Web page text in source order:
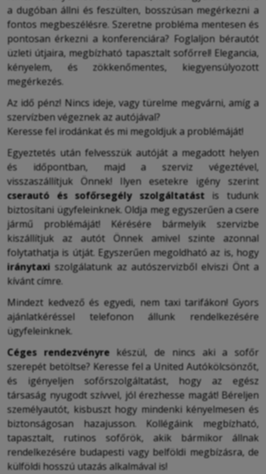
a dugóban állni és feszülten, bosszúsan megérkezni a
fontos megbeszélésre. Szeretne probléma mentesen és
pontosan érkezni a konferenciára? Foglaljon bérautót
üzleti útjaira, megbízható tapasztalt sofőrrel! Elegancia,
kényelem, és zökkenőmentes, kiegyensúlyozott
megérkezés.
Az idő pénz! Nincs ideje, vagy türelme megvárni, amíg a
szervízben végeznek az autójával?
Keresse fel irodánkat és mi megoldjuk a problémáját!
Egyeztetés után felvesszük autóját a megadott helyen
és időpontban, majd a szerviz végeztével,
visszaszállítjuk Önnek! Ilyen esetekre igény szerint
cserautó és sofőrsegély szolgáltatástis tudunk
biztosítani ügyfeleinknek. Oldja meg egyszerűen a csere
jármű problémáját! Kérésére bármelyik szervizbe
kiszállítjuk az autót Önnek amivel szinte azonnal
folytathatja is útját. Egyszerűen megoldható az is, hogy
iránytaxi szolgálatunk az autószervizből elviszi Önt a
kívánt címre.
Mindezt kedvező és egyedi, nem taxi tarifákon! Gyors
ajánlatkéréssel telefonon állunk rendelkezésére
ügyfeleinknek.
Céges rendezvényrekészül, de nincs aki a sofőr
szerepét betöltse? Keresse fel a United Autókölcsönzőt,
és igényeljen sofőrszolgáltatást, hogy az egész
társaság nyugodt szívvel, jól érezhesse magát! Béreljen
személyautót, kisbuszt hogy mindenki kényelmesen és
biztonságosan hazajusson. Kollégáink megbízható,
tapasztalt, rutinos sofőrök, akik bármikor állnak
rendelkezésére budapesti vagy belföldi megbízásra, de
külföldi hosszú utazás alkalmával is!